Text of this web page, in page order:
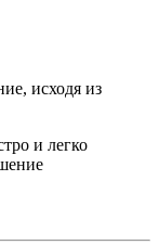
исходя из
и легко